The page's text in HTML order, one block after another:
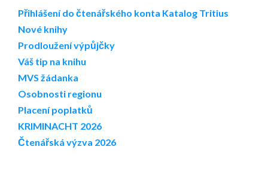
Přihlášení do čtenářského konta Katalog Tritius
Nové knihy
Prodloužení výpůjčky
Váš tip na knihu
MVS žádanka
Osobnosti regionu
Placení poplatků
KRIMINACHT 2026
Čtenářská výzva 2026